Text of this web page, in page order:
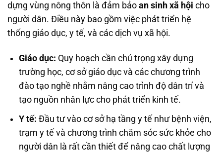
dựng vùng nông thôn là đảm bảo an sinh xã hội cho
người dân. Điều này bao gồm việc phát triển hệ
thống giáo dục, y tế, và các dịch vụ xã hội.
Giáo dục: Quy hoạch cần chú trọng xây dựng
trường học, cơ sở giáo dục và các chương trình
đào tạo nghề nhằm nâng cao trình độ dân trí và
tạo nguồn nhân lực cho phát triển kinh tế.
Y tế: Đầu tư vào cơ sở hạ tầng y tế như bệnh viện,
trạm y tế và chương trình chăm sóc sức khỏe cho
người dân là rất cần thiết để nâng cao chất lượng